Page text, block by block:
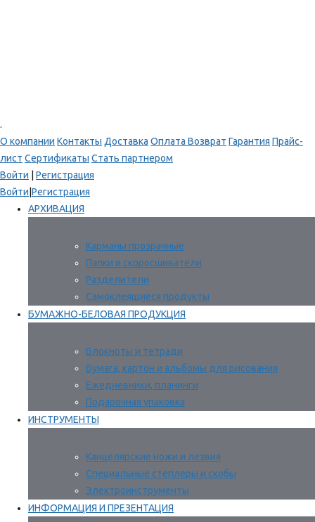
.
О компании Контакты Доставка Оплата Возврат Гарантия Прайс-
лист Сертификаты Стать партнером
Войти
Регистрация
Войти Регистрация
АРХИВАЦИЯ
Карманы прозрачные
Папки и скоросшиватели
Разделители
Самоклеящиеся продукты
БУМАЖНО-БЕЛОВАЯ ПРОДУКЦИЯ
Блокноты и тетради
Бумага, картон и альбомы для рисования
Ежедневники, планинги
Подарочная упаковка
ИНСТРУМЕНТЫ
Канцелярские ножи и лезвия
Специальные степлеры и скобы
Электроинструменты
ИНФОРМАЦИЯ И ПРЕЗЕНТАЦИЯ